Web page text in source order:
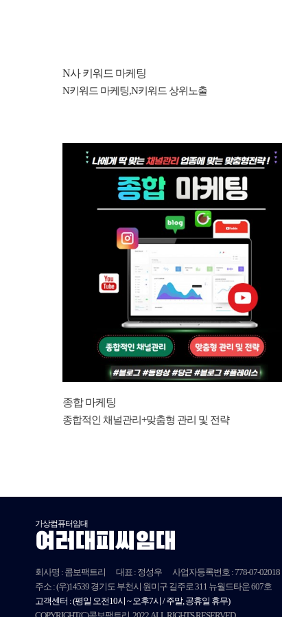
N사 키워드 마케팅
N키워드 마케팅,N키워드 상위노출
종합 마케팅
종합적인 채널관리+맞춤형 관리 및 전략
가상컴퓨터임대
여러대피씨임대
회사명 : 콤보팩트리 대표 : 정성우 사업자등록번호 :778-07-02018
주소 :(우)14539경기도 부천시 원미구 길주로 311 뉴월드타운 607호
고객센터 :(평일 오전10시 ~ 오후7시 / 주말, 공휴일 휴무)